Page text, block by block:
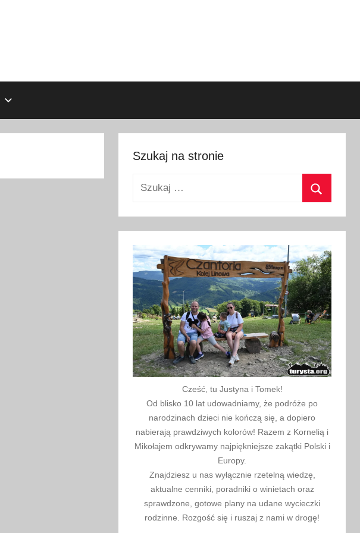
Szukaj na stronie
Szukaj:
Cześć, tu Justyna i Tomek!
Od blisko 10 lat udowadniamy, że podróże po
narodzinach dzieci nie kończą się, a dopiero
nabierają prawdziwych kolorów! Razem z Kornelią i
Mikołajem odkrywamy najpiękniejsze zakątki Polski i
Europy.
Znajdziesz u nas wyłącznie rzetelną wiedzę,
aktualne cenniki, poradniki o winietach oraz
sprawdzone, gotowe plany na udane wycieczki
rodzinne. Rozgość się i ruszaj z nami w drogę!